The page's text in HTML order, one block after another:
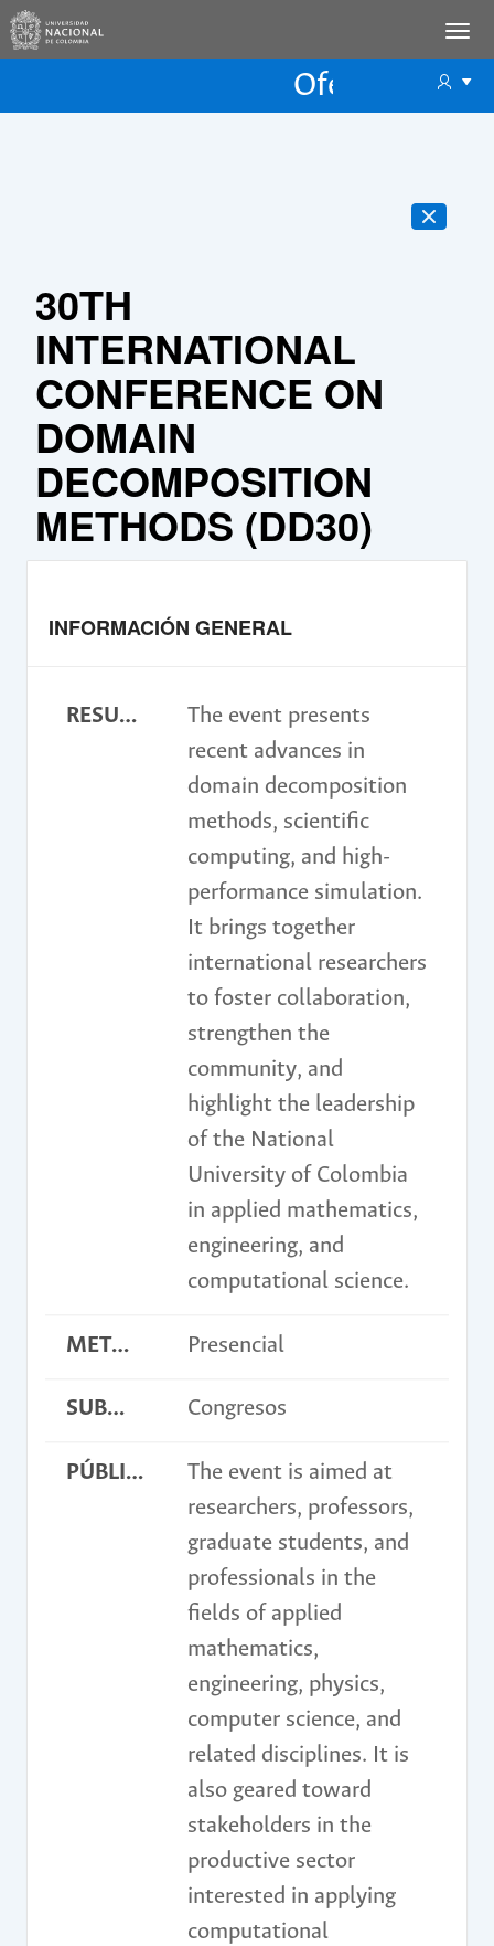
Oferta
30TH
INTERNATIONAL
CONFERENCE ON
DOMAIN
DECOMPOSITION
METHODS (DD30)
INFORMACIÓN GENERAL
RESUMEN
The event presents
recent advances in
domain decomposition
methods, scientific
computing, and high-
performance simulation.
It brings together
international researchers
to foster collaboration,
strengthen the
community, and
highlight the leadership
of the National
University of Colombia
in applied mathematics,
engineering, and
computational science.
METODOLOGÍA Presencial
SUBMODALIDAD Congresos
PÚBLICO OBJETIVO
The event is aimed at
researchers, professors,
graduate students, and
professionals in the
fields of applied
mathematics,
engineering, physics,
computer science, and
related disciplines. It is
also geared toward
stakeholders in the
productive sector
interested in applying
computational